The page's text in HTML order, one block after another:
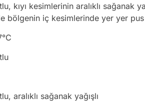
kıyı kesimlerinin aralıklı sağanak
bölgenin iç kesimlerinde yer yer
aralıklı sağanak yağışlı